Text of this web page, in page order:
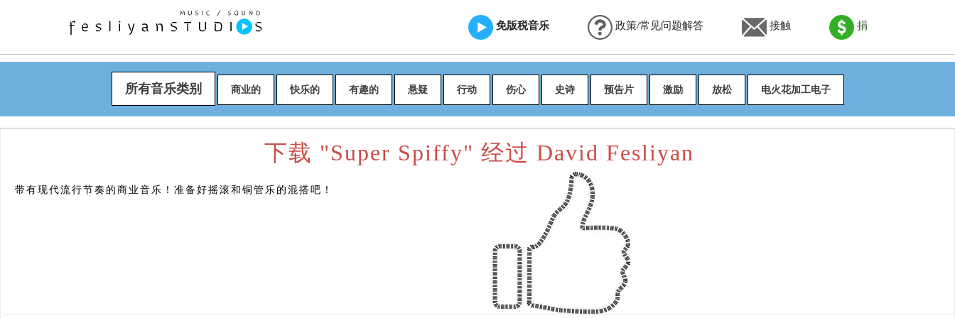
免版税音乐 政策/常见问题解答 接触 捐
所有音乐类别 商业的 快乐的 有趣的 悬疑 行动 伤心 史诗 预告片 激励 放松 电火花加工电子
下载 "Super Spiffy" 经过 David Fesliyan
带有现代流行节奏的商业音乐！准备好摇滚和铜管乐的混搭吧！